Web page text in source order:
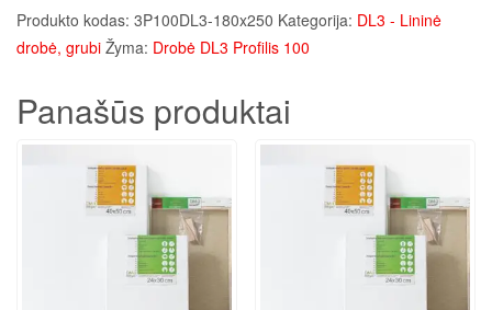
Produkto kodas: 3P100DL3-180x250 Kategorija: DL3 - Lininė
drobė, grubi Žyma: Drobė DL3 Profilis 100
Panašūs produktai